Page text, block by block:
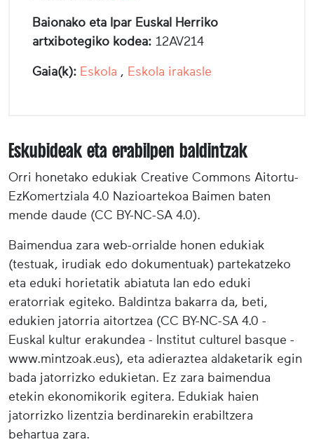
Baionako eta Ipar Euskal Herriko
artxibotegiko kodea: 12AV214
Gaia(k): Eskola , Eskola irakasle
Eskubideak eta erabilpen baldintzak
Orri honetako edukiak Creative Commons Aitortu-
EzKomertziala 4.0 Nazioartekoa Baimen baten
mende daude (CC BY-NC-SA 4.0).
Baimendua zara web-orrialde honen edukiak
(testuak, irudiak edo dokumentuak) partekatzeko
eta eduki horietatik abiatuta lan edo eduki
eratorriak egiteko. Baldintza bakarra da, beti,
edukien jatorria aitortzea (CC BY-NC-SA 4.0 -
Euskal kultur erakundea - Institut culturel basque -
www.mintzoak.eus), eta adieraztea aldaketarik egin
bada jatorrizko edukietan. Ez zara baimendua
etekin ekonomikorik egitera. Edukiak haien
jatorrizko lizentzia berdinarekin erabiltzera
behartua zara.